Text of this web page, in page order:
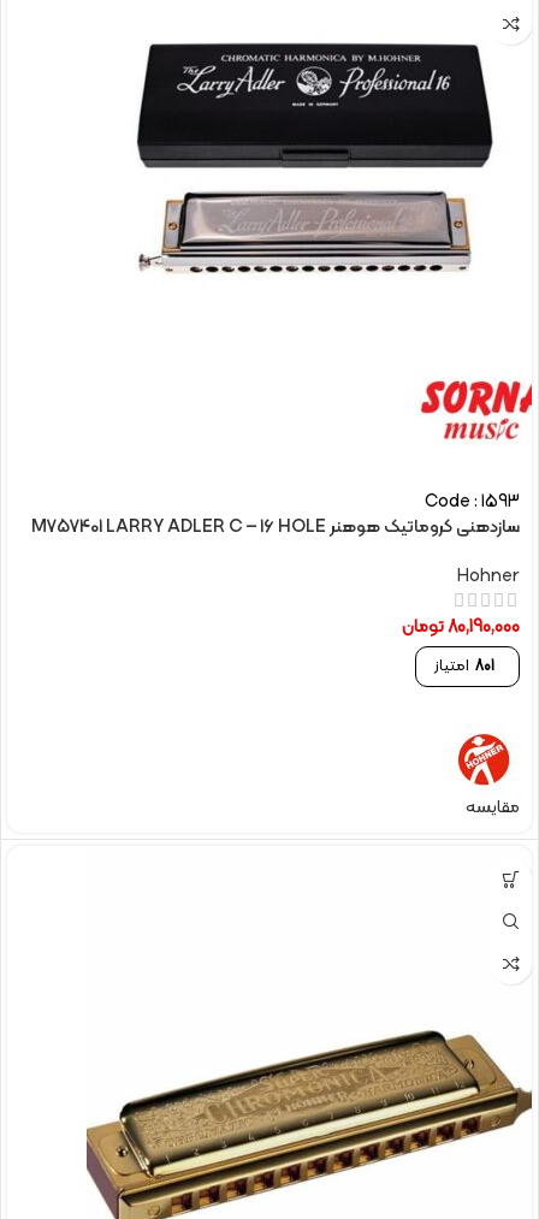
Code : 1593
سازدهنی کروماتیک هوهنر M757401 LARRY ADLER C – 16 HOLE
Hohner
80,190,000تومان
801 امتیاز
مقایسه